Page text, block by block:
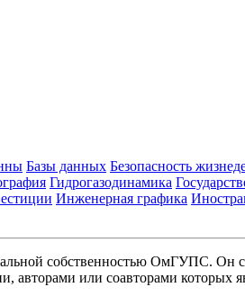
Базы данных Безопасность
Гидрогазодинамика
Инженерная графика
собственностью ОмГУПС. Он
авторами или соавторами которых